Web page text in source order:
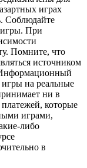
играх
Соблюдайте
игры. При
Помните, что
источником
Информационный
игры на реальные
ни в
которые
играми,
либо
в